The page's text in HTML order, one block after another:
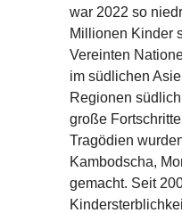
war 2022 so
Millionen Kinder
Vereinten
im südlichen
Regionen
große
Tragödien
Kambodscha,
gemacht. Seit